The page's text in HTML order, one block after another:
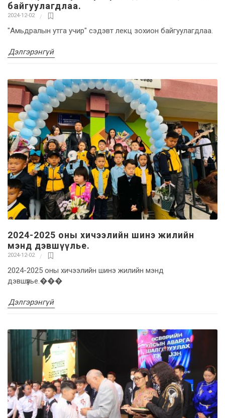
байгуулагдлаа.
2024-12-02
"Амьдралын утга учир" сэдэвт лекц зохион байгуулагдлаа.
Дэлгэрэнгүй
2024-2025 оны хичээлийн шинэ жилийн
мэнд дэвшүүлье.
2024-12-02
2024-2025 оны хичээлийн шинэ жилийн мэнд
дэвшүүлье.���
Дэлгэрэнгүй